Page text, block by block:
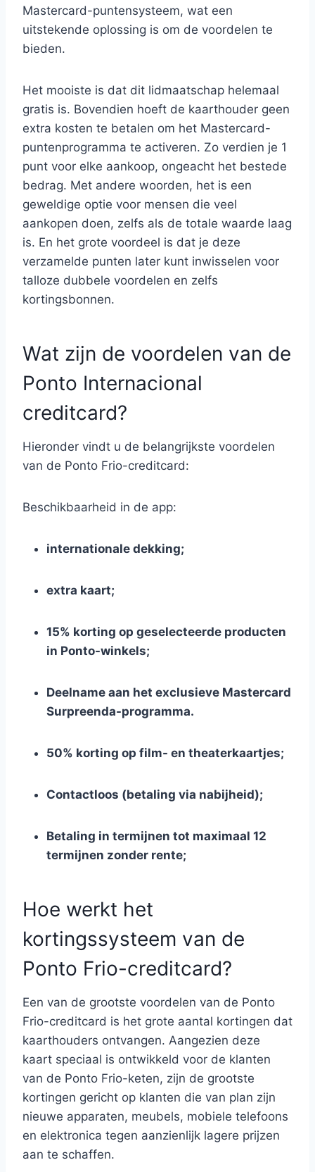
Mastercard-puntensysteem, wat een
uitstekende oplossing is om de voordelen te
bieden.
Het mooiste is dat dit lidmaatschap helemaal
gratis is. Bovendien hoeft de kaarthouder geen
extra kosten te betalen om het Mastercard-
puntenprogramma te activeren. Zo verdien je 1
punt voor elke aankoop, ongeacht het bestede
bedrag. Met andere woorden, het is een
geweldige optie voor mensen die veel
aankopen doen, zelfs als de totale waarde laag
is. En het grote voordeel is dat je deze
verzamelde punten later kunt inwisselen voor
talloze dubbele voordelen en zelfs
kortingsbonnen.
Wat zijn de voordelen van de
Ponto Internacional
creditcard?
Hieronder vindt u de belangrijkste voordelen
van de Ponto Frio-creditcard:
Beschikbaarheid in de app:
internationale dekking;
extra kaart;
15% korting op geselecteerde producten
in Ponto-winkels;
Deelname aan het exclusieve Mastercard
Surpreenda-programma.
50% korting op film- en theaterkaartjes;
Contactloos (betaling via nabijheid);
Betaling in termijnen tot maximaal 12
termijnen zonder rente;
Hoe werkt het
kortingssysteem van de
Ponto Frio-creditcard?
Een van de grootste voordelen van de Ponto
Frio-creditcard is het grote aantal kortingen dat
kaarthouders ontvangen. Aangezien deze
kaart speciaal is ontwikkeld voor de klanten
van de Ponto Frio-keten, zijn de grootste
kortingen gericht op klanten die van plan zijn
nieuwe apparaten, meubels, mobiele telefoons
en elektronica tegen aanzienlijk lagere prijzen
aan te schaffen.